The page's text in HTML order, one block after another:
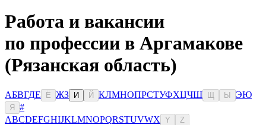
Работа и вакансии
по профессии в Аргамакове
(Рязанская область)
АБВГДЕ Ё ЖЗ И Й КЛМНОПРСТУФХЦЧШ Ы ЭЮ
Я
#
ABCDEFGHIJKLMNOPQRSTUVWX Y Z